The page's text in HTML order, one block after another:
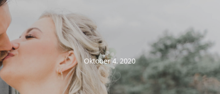
Oktober 4, 2020